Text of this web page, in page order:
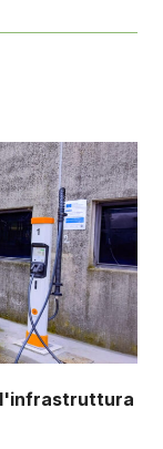
l'infrastruttura